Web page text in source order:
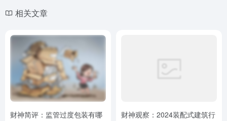
相关文章
财神简评：监管过度包装有哪
财神观察：2024装配式建筑行